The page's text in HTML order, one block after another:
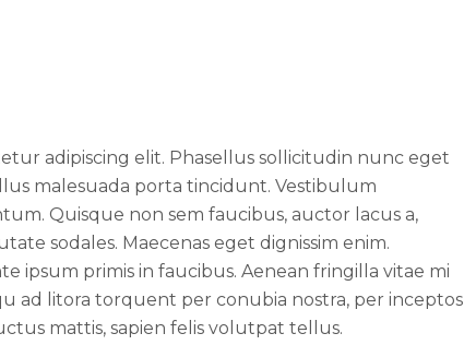
adipiscing elit. Phasellus sollicitudin nunc eget
malesuada porta tincidunt. Vestibulum
Quisque non sem faucibus, auctor lacus a,
sodales. Maecenas eget dignissim enim.
ipsum primis in faucibus. Aenean fringilla vitae mi
ad litora torquent per conubia nostra, per inceptos
mattis, sapien felis volutpat tellus.